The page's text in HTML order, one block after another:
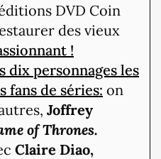
DVD Coin
des vieux
!
dix personnages les
fans de séries: on
Joffrey
of Thrones.
Claire Diao,